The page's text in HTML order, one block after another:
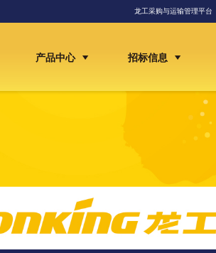
龙工采购与运输管理平台
产品中心 招标信息